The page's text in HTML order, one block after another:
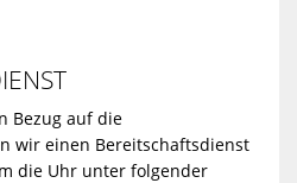
Bezug auf die
wir einen Bereitschaftsdienst
die Uhr unter folgender